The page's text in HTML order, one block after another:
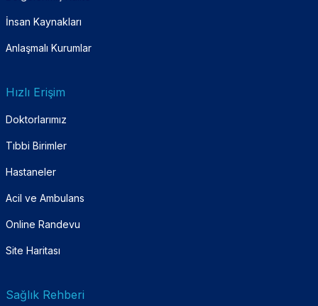
İnsan Kaynakları
Anlaşmalı Kurumlar
Hızlı Erişim
Doktorlarımız
Tıbbi Birimler
Hastaneler
Acil ve Ambulans
Online Randevu
Site Haritası
Sağlık Rehberi